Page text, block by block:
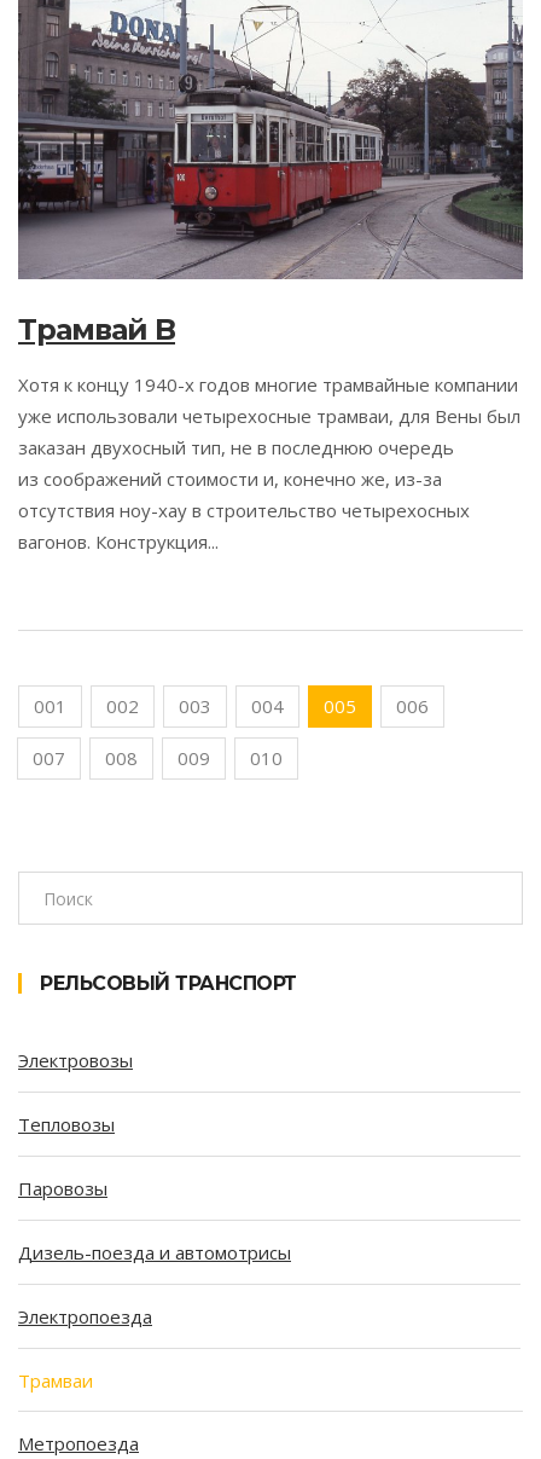
Трамвай B
Хотя к концу 1940-х годов многие трамвайные компании
уже использовали четырехосные трамваи, для Вены был
заказан двухосный тип, не в последнюю очередь
из соображений стоимости и, конечно же, из-за
отсутствия ноу-хау в строительство четырехосных
вагонов. Конструкция...
001 002 003 004 005 006
007 008 009 010
РЕЛЬСОВЫЙ ТРАНСПОРТ
Электровозы
Тепловозы
Паровозы
Дизель-поезда и автомотрисы
Электропоезда
Трамваи
Метропоезда